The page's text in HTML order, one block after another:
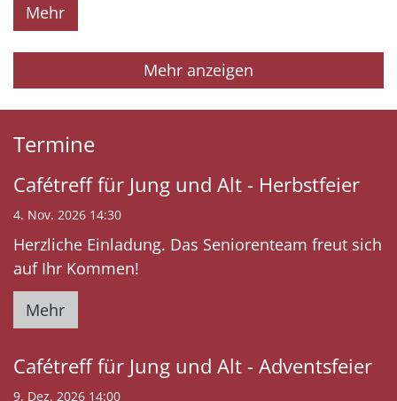
Mehr
Mehr anzeigen
Termine
Cafétreff für Jung und Alt - Herbstfeier
4. Nov. 2026 14:30
Herzliche Einladung. Das Seniorenteam freut sich
auf Ihr Kommen!
Mehr
Cafétreff für Jung und Alt - Adventsfeier
9. Dez. 2026 14:00